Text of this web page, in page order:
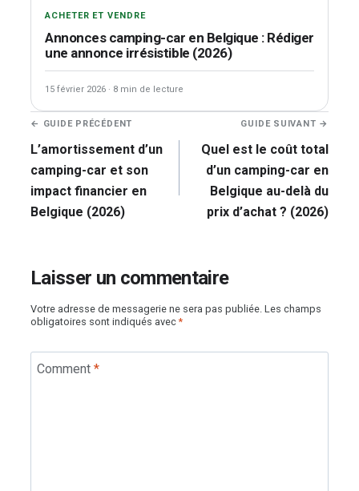
ACHETER ET VENDRE
Annonces camping-car en Belgique : Rédiger
une annonce irrésistible (2026)
15 février 2026 · 8 min de lecture
Navigation
de
l’article
← GUIDE PRÉCÉDENT
L’amortissement d’un
camping-car et son
impact financier en
Belgique (2026)
GUIDE SUIVANT →
Quel est le coût total
d’un camping-car en
Belgique au-delà du
prix d’achat ? (2026)
Laisser un commentaire
Votre adresse de messagerie ne sera pas publiée. Les champs
obligatoires sont indiqués avec*
Comment *